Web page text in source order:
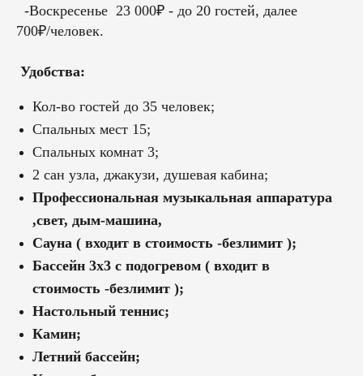
-Воскресенье 23 000₽ - до 20 гостей, далее
700₽/человек.
Удобства:
Кол-во гостей до 35 человек;
Спальных мест 15;
Спальных комнат 3;
2 сан узла, джакузи, душевая кабина;
Профессиональная музыкальная аппаратура
,свет, дым-машина,
Сауна ( входит в стоимость -безлимит );
Бассейн 3х3 с подогревом ( входит в
стоимость -безлимит );
Настольный теннис;
Камин;
Летний бассейн;